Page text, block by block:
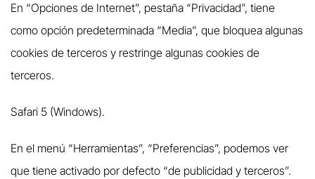
En “Opciones de Internet”, pestaña “Privacidad”, tiene
como opción predeterminada “Media”, que bloquea algunas
cookies de terceros y restringe algunas cookies de
terceros.
Safari 5 (Windows).
En el menú “Herramientas”, “Preferencias”, podemos ver
que tiene activado por defecto “de publicidad y terceros”.